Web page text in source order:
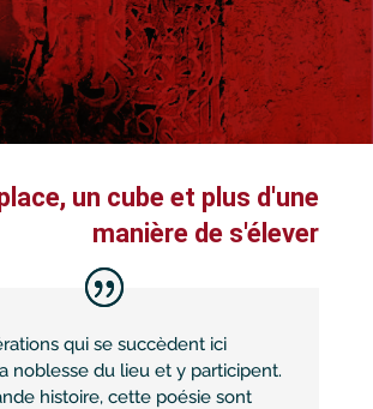
un cube et plus d'une
manière de s'élever
qui se succèdent ici
noblesse du lieu et y participent.
histoire, cette poésie sont